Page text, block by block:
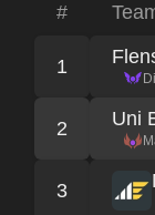
#
1
2
3